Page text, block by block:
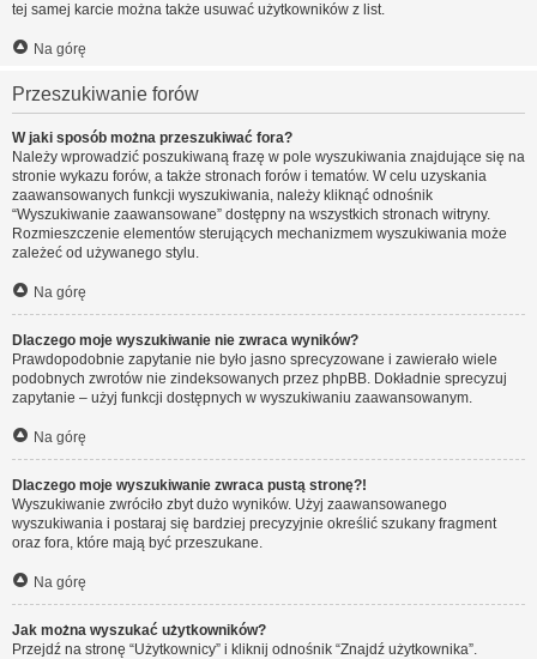
tej samej karcie można także usuwać użytkowników z list.
Na górę
Przeszukiwanie forów
W jaki sposób można przeszukiwać fora?
Należy wprowadzić poszukiwaną frazę w pole wyszukiwania znajdujące się na
stronie wykazu forów, a także stronach forów i tematów. W celu uzyskania
zaawansowanych funkcji wyszukiwania, należy kliknąć odnośnik
“Wyszukiwanie zaawansowane” dostępny na wszystkich stronach witryny.
Rozmieszczenie elementów sterujących mechanizmem wyszukiwania może
zależeć od używanego stylu.
Na górę
Dlaczego moje wyszukiwanie nie zwraca wyników?
Prawdopodobnie zapytanie nie było jasno sprecyzowane i zawierało wiele
podobnych zwrotów nie zindeksowanych przez phpBB. Dokładnie sprecyzuj
zapytanie – użyj funkcji dostępnych w wyszukiwaniu zaawansowanym.
Na górę
Dlaczego moje wyszukiwanie zwraca pustą stronę?!
Wyszukiwanie zwróciło zbyt dużo wyników. Użyj zaawansowanego
wyszukiwania i postaraj się bardziej precyzyjnie określić szukany fragment
oraz fora, które mają być przeszukane.
Na górę
Jak można wyszukać użytkowników?
Przejdź na stronę “Użytkownicy” i kliknij odnośnik “Znajdź użytkownika”.